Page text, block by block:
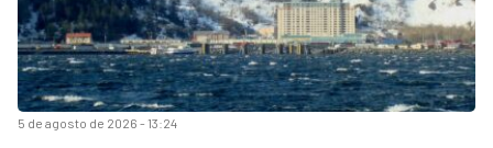
5 de agosto de 2026 - 13:24